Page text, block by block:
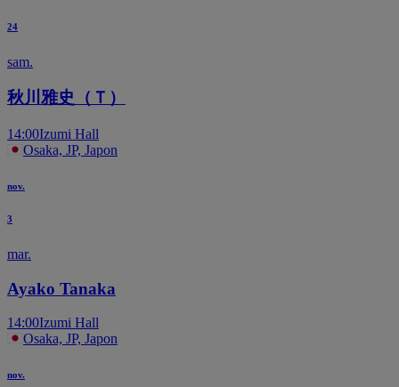
24
sam.
秋川雅史（Ｔ）
14:00Izumi Hall
Osaka, JP, Japon
nov.
3
mar.
Ayako Tanaka
14:00Izumi Hall
Osaka, JP, Japon
nov.